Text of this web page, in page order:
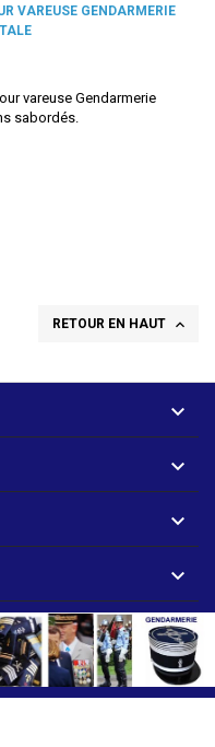
VAREUSE GENDARMERIE
vareuse Gendarmerie
sabordés.
RETOUR EN HAUT 



